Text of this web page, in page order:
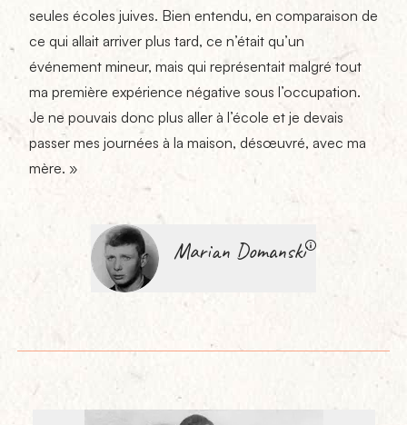
seules écoles juives. Bien entendu, en comparaison de
ce qui allait arriver plus tard, ce n’était qu’un
événement mineur, mais qui représentait malgré tout
ma première expérience négative sous l’occupation.
Je ne pouvais donc plus aller à l’école et je devais
passer mes journées à la maison, désœuvré, avec ma
mère. »
Marian Domanski